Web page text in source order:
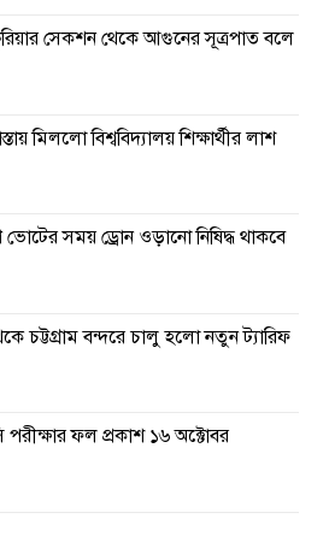
সেকশন থেকে আগুনের সূত্রপাত বলে
মিললো বিশ্ববিদ্যালয় শিক্ষার্থীর লাশ
ভোটের সময় ড্রোন ওড়ানো নিষিদ্ধ থাকবে
চট্টগ্রাম বন্দরে চালু হলো নতুন ট্যারিফ
ফল প্রকাশ ১৬ অক্টোবর